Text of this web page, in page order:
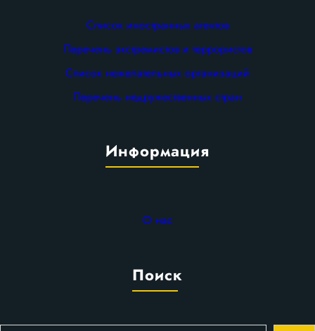
Список иностранных агентов
Перечень экстремистов и террористов
Список нежелательных организаций
Перечень недружественных стран
Информация
О нас
Поиск